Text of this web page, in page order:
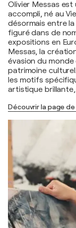
Olivier Messas
accompli, né au
désormais entre
figuré dans de
expositions en
Messas, la
évasion du monde
patrimoine
les motifs
artistique
Découvrir la page de